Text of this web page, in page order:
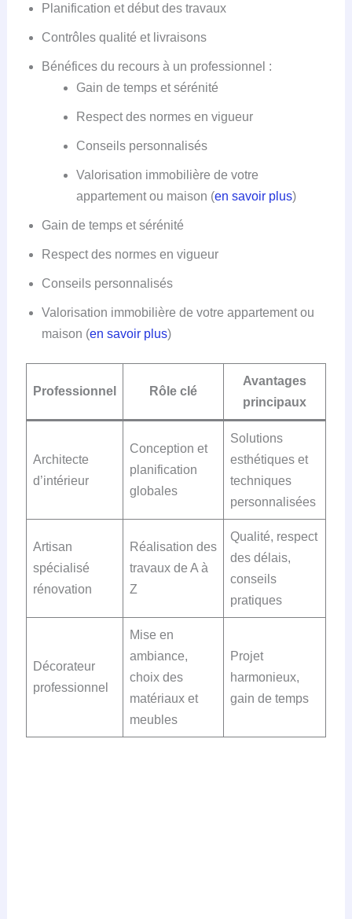
Planification et début des travaux
Contrôles qualité et livraisons
Bénéfices du recours à un professionnel :
Gain de temps et sérénité
Respect des normes en vigueur
Conseils personnalisés
Valorisation immobilière de votre
appartement ou maison (en savoir plus)
Gain de temps et sérénité
Respect des normes en vigueur
Conseils personnalisés
Valorisation immobilière de votre appartement ou
maison (en savoir plus)
Professionnel Rôle clé
Avantages
principaux
Architecte
d’intérieur
Conception et
planification
globales
Solutions
esthétiques et
techniques
personnalisées
Artisan
spécialisé
rénovation
Réalisation des
travaux de A à
Z
Qualité, respect
des délais,
conseils
pratiques
Décorateur
professionnel
Mise en
ambiance,
choix des
matériaux et
meubles
Projet
harmonieux,
gain de temps